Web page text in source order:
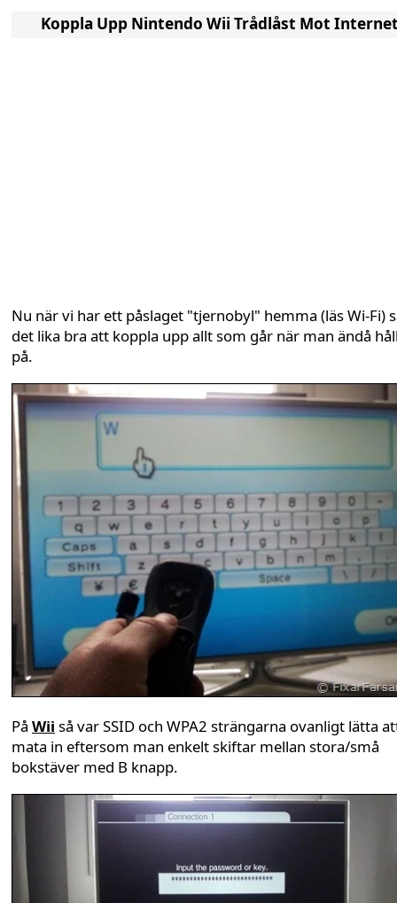
Koppla Upp Nintendo Wii Trådlåst Mot
Nu när vi har ett påslaget "tjernobyl" hemma (läs Wi-Fi)
det lika bra att koppla upp allt som går när man ändå
på.
På Wii så var SSID och WPA2 strängarna ovanligt lätta
mata in eftersom man enkelt skiftar mellan stora/små
bokstäver med B knapp.